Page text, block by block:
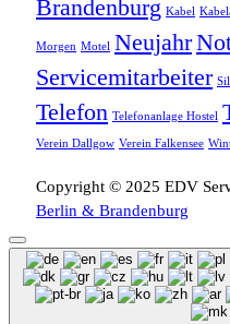
Brandenburg Kabel
Morgen Motel Neujahr
Servicemitarbeiter
Telefon Telefonanlage Hostel
Verein Dallgow Verein Falkensee
Copyright © 2025 EDV
Berlin & Brandenburg